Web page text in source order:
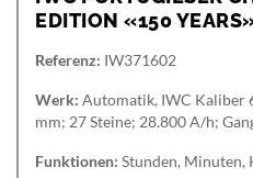
EDITION «150
Referenz: IW371602
Werk: Automatik, IWC Kaliber
mm; 27 Steine; 28.800 A/h;
Funktionen: Stunden, Minuten,